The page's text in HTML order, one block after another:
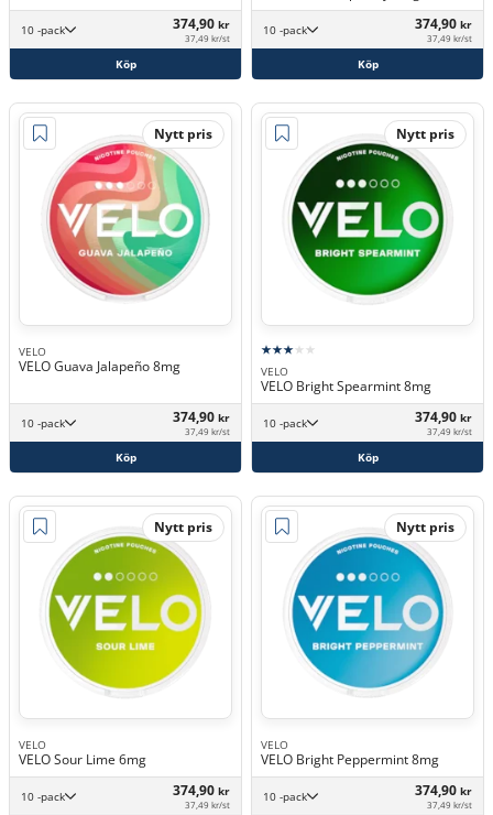
10 -pack 374,90 kr
37,49 kr/st
Köp
10 -pack 374,90 kr
37,49 kr/st
Köp
Nytt pris
VELO
VELO Guava Jalapeño 8mg
10 -pack 374,90 kr
37,49 kr/st
Köp
Nytt pris
VELO
VELO Bright Spearmint 8mg
10 -pack 374,90 kr
37,49 kr/st
Köp
Nytt pris
VELO
VELO Sour Lime 6mg
10 -pack 374,90 kr
37,49 kr/st
Nytt pris
VELO
VELO Bright Peppermint 8mg
10 -pack 374,90 kr
37,49 kr/st